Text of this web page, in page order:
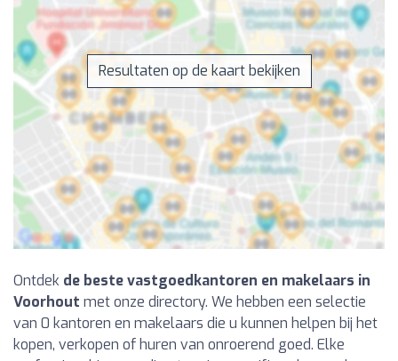
Resultaten op de kaart bekijken
Ontdek de beste vastgoedkantoren en makelaars in
Voorhout met onze directory. We hebben een selectie
van 0 kantoren en makelaars die u kunnen helpen bij het
kopen, verkopen of huren van onroerend goed. Elke